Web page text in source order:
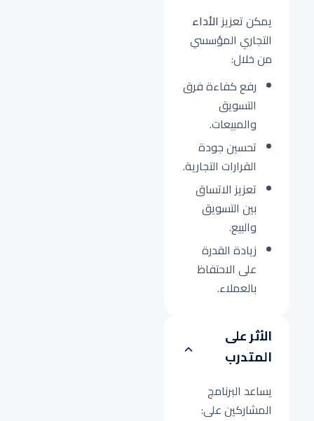
يمكن تعزيزالأداء
التجاري المؤسسي
من خلال:
رفع كفاءة فرق
التسويق
والمبيعات.
تحسين جودة
القرارات التجارية.
تعزيز الاتساق
بين التسويق
والبيع.
زيادة القدرة
على الاحتفاظ
بالعملاء.
الأثر على
المتدرب
يساعد البرنامج
المشاركين على: